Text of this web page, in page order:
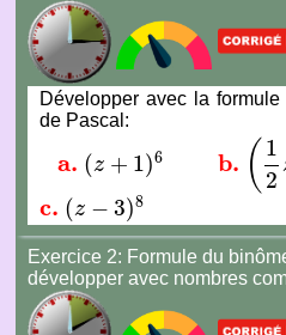
Développer avec la
de Pascal:
a. (z + 1)6
a. z+ 1)6 b. ( 1
2
b.( 1 2z+
c. (z − 3)8
c. z− 3)8
Exercice 2: Formule du
développer avec nombres